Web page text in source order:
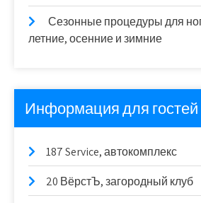
Сезонные процедуры для
летние, осенние и зимние
Информация для гостей
187 Service, автокомплекс
20 ВёрстЪ, загородный клуб